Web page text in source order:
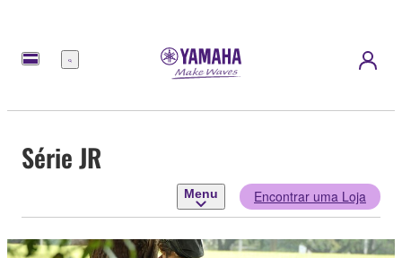
Menu
Série JR
Menu Encontrar uma Loja